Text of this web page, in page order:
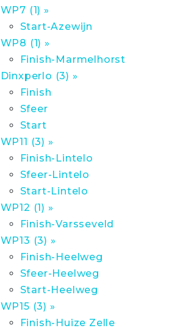
WP7 (1) »
Start-Azewijn
WP8 (1) »
Finish-Marmelhorst
Dinxperlo (3) »
Finish
Sfeer
Start
WP11 (3) »
Finish-Lintelo
Sfeer-Lintelo
Start-Lintelo
WP12 (1) »
Finish-Varsseveld
WP13 (3) »
Finish-Heelweg
Sfeer-Heelweg
Start-Heelweg
WP15 (3) »
Finish-Huize Zelle